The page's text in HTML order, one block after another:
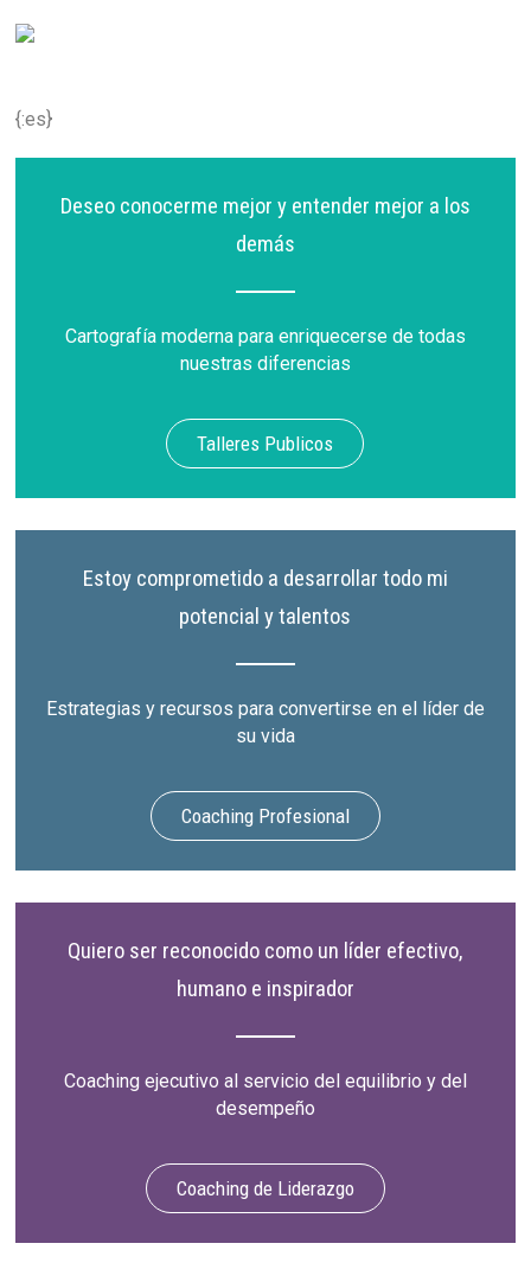
{:es}
Deseo conocerme mejor y entender mejor a los
demás
Cartografía moderna para enriquecerse de todas
nuestras diferencias
Talleres Publicos
Estoy comprometido a desarrollar todo mi
potencial y talentos
Estrategias y recursos para convertirse en el líder de
su vida
Coaching Profesional
Quiero ser reconocido como un líder efectivo,
humano e inspirador
Coaching ejecutivo al servicio del equilibrio y del
desempeño
Coaching de Liderazgo